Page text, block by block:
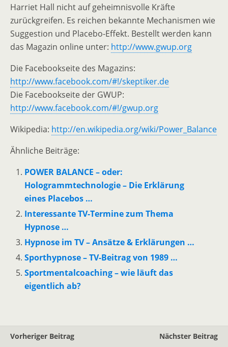
Harriet Hall nicht auf geheimnisvolle Kräfte
zurückgreifen. Es reichen bekannte Mechanismen wie
Suggestion und Placebo-Effekt. Bestellt werden kann
das Magazin online unter: http://www.gwup.org
Die Facebookseite des Magazins:
http://www.facebook.com/#!/skeptiker.de
Die Facebookseite der GWUP:
http://www.facebook.com/#!/gwup.org
Wikipedia: http://en.wikipedia.org/wiki/Power_Balance
Ähnliche Beiträge:
POWER BALANCE – oder:
Hologrammtechnologie – Die Erklärung
eines Placebos …
Interessante TV-Termine zum Thema
Hypnose …
Hypnose im TV – Ansätze & Erklärungen …
Sporthypnose – TV-Beitrag von 1989 …
Sportmentalcoaching – wie läuft das
eigentlich ab?
Vorheriger Beitrag
Nächster Beitrag